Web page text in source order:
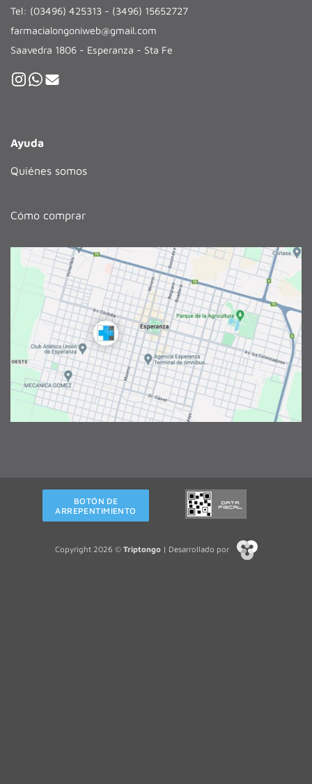
Tel: (03496) 425313 - (3496) 15652727
farmacialongoniweb@gmail.com
Saavedra 1806 - Esperanza - Sta Fe
Ayuda
Quiénes somos
Cómo comprar
BOTÓN DE
ARREPENTIMIENTO
Copyright 2026 © Triptongo| Desarrollado por